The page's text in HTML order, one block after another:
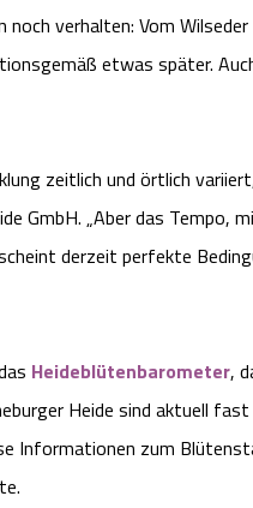
noch verhalten: Vom
etwas später.
zeitlich und örtlich
GmbH. „Aber das Tempo,
derzeit perfekte
Heideblütenbarometer,
Heide sind aktuell
Informationen zum